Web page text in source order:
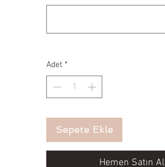
Adet *
Sepete Ekle
Hemen Satın Al